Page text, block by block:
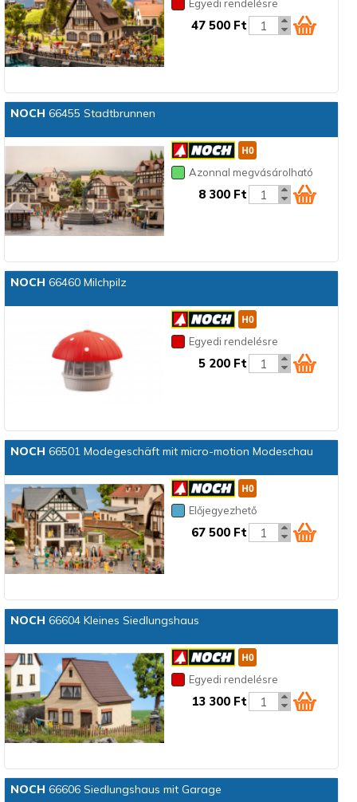
Egyedi rendelésre
47 500 Ft
NOCH 66455 Stadtbrunnen
Azonnal megvásárolható
8 300 Ft
NOCH 66460 Milchpilz
Egyedi rendelésre
5 200 Ft
NOCH 66501 Modegeschäft mit micro-motion Modeschau
Előjegyezhető
67 500 Ft
NOCH 66604 Kleines Siedlungshaus
Egyedi rendelésre
13 300 Ft
NOCH 66606 Siedlungshaus mit Garage